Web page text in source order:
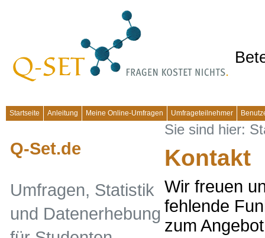
Startseite Anleitung Meine Online-Umfragen Umfrageteilnehmer
Sie sind hier:
Kontakt
Wir freuen
fehlende
zum
Q-Set.de
Umfragen, Statistik
und Datenerhebung